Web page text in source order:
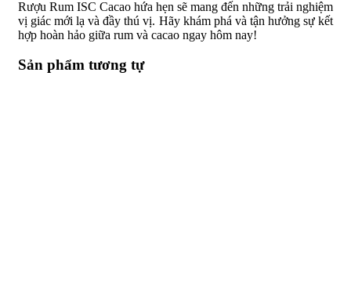
Rượu Rum ISC Cacao hứa hẹn sẽ mang đến những trải nghiệm
vị giác mới lạ và đầy thú vị. Hãy khám phá và tận hưởng sự kết
hợp hoàn hảo giữa rum và cacao ngay hôm nay!
Sản phẩm tương tự